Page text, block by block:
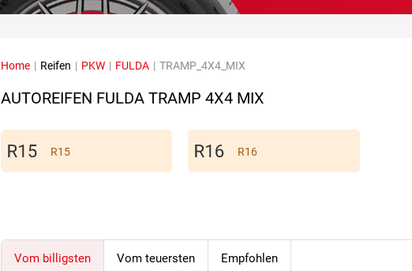
Home | Reifen | PKW | FULDA | TRAMP_4X4_MIX
AUTOREIFEN FULDA TRAMP 4X4 MIX
R15 R16
Vom billigsten Vom teuersten Empfohlen